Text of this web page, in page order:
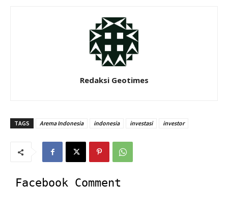
Redaksi Geotimes
TAGS Arema Indonesia indonesia investasi investor
Facebook Comment